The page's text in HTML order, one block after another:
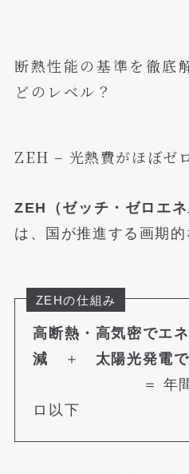
断熱性能の基準を徹底
どのレベル？
ZEH – 光熱費がほぼゼ
ZEH（ゼッチ・ゼロエネ
は、国が推進する画期的
ZEHの仕組み
高断熱・高気密でエ
減 ＋ 太陽光発電
＝ 年間エネ
ロ以下